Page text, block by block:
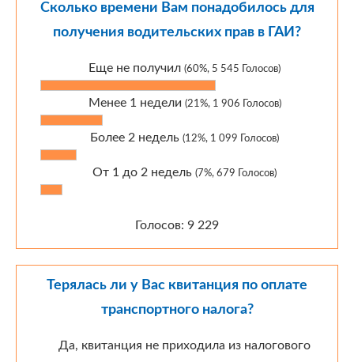
Сколько времени Вам понадобилось для
получения водительских прав в ГАИ?
Еще не получил (60%, 5 545 Голосов)
Менее 1 недели (21%, 1 906 Голосов)
Более 2 недель (12%, 1 099 Голосов)
От 1 до 2 недель (7%, 679 Голосов)
Голосов: 9 229
Терялась ли у Вас квитанция по оплате
транспортного налога?
Да, квитанция не приходила из налогового